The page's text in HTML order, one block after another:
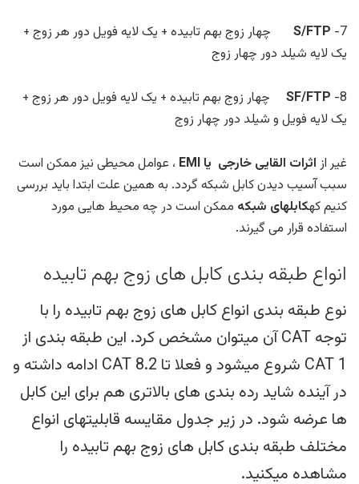
7-
S/FTP چهار زوج بهم تابیده + یک لایه فویل دور هر زوج +
یک لایه شیلد دور چهار زوج
8-
SF/FTP چهار زوج بهم تابیده + یک لایه فویل دور هر زوج +
یک لایه فویل و شیلد دور چهار زوج
غیر از اثرات القایی خارجی یا EMI ، عوامل محیطی نیز ممکن است
سبب آسیب دیدن کابل شبکه گردد. به همین علت ابتدا باید بررسی
کنیم کهکابلهای شبکه ممکن است در چه محیط هایی مورد
استفاده قرار می گیرند.
انواع طبقه بندی کابل های زوج بهم تابیده
نوع طبقه بندی انواع کابل های زوج بهم تابیده را با
توجه CAT آن میتوان مشخص کرد. این طبقه بندی از
CAT 1 شروع میشود و فعلا تا CAT 8.2 ادامه داشته و
در آینده شاید رده بندی های بالاتری هم برای این کابل
ها عرضه شود. در زیر جدول مقایسه قابلیتهای انواع
مختلف طبقه بندی کابل های زوج بهم تابیده را
مشاهده میکنید.